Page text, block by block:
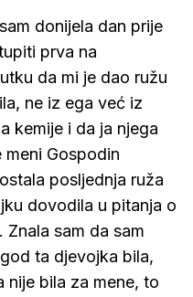
donijela dan prije
prva na
da mi je dao ružu
ne iz ega već iz
kemije i da ja njega
Gospodin
posljednja ruža
dovodila u pitanja o
sam da sam
ta djevojka bila,
nije bila za mene, to